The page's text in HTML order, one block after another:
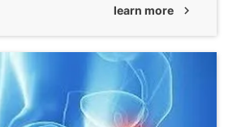
learn more chevron_right